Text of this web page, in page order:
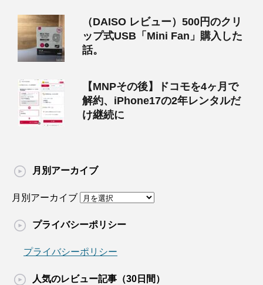
（DAISO レビュー）500円のクリ
ップ式USB「Mini Fan」購入した
話。
【MNPその後】ドコモを4ヶ月で
解約、iPhone17の2年レンタルだ
け継続に
月別アーカイブ
月別アーカイブ
プライバシーポリシー
プライバシーポリシー
人気のレビュー記事（30日間）